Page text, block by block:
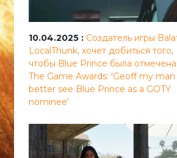
10.04.2025 : Создатель игры
LocalThunk, хочет добиться того,
чтобы Blue Prince была
The Game Awards: 'Geoff my man
better see Blue Prince as a GOTY
nominee'